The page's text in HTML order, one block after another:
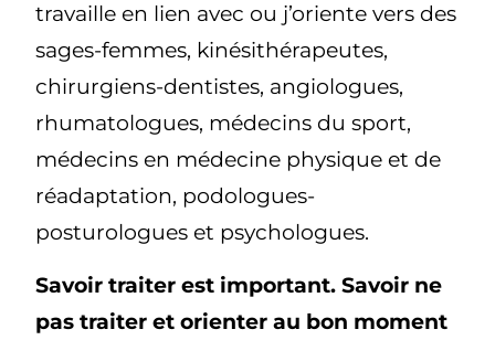
travaille en lien avec ou j’oriente vers des
sages-femmes, kinésithérapeutes,
chirurgiens-dentistes, angiologues,
rhumatologues, médecins du sport,
médecins en médecine physique et de
réadaptation, podologues-
posturologues et psychologues.
Savoir traiter est important. Savoir ne
pas traiter et orienter au bon moment